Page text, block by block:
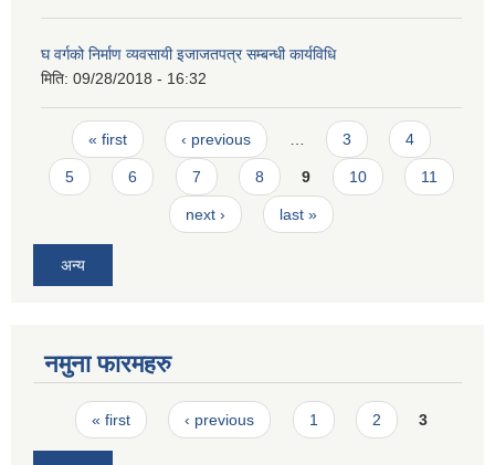
घ वर्गको निर्माण व्यवसायी इजाजतपत्र सम्बन्धी कार्यविधि
मिति: 09/28/2018 - 16:32
Pages
« first ‹ previous 3 4
5 6 7 8 9 10 11
next › last »
अन्य
नमुना फारमहरु
Pages
« first ‹ previous 1 2 3